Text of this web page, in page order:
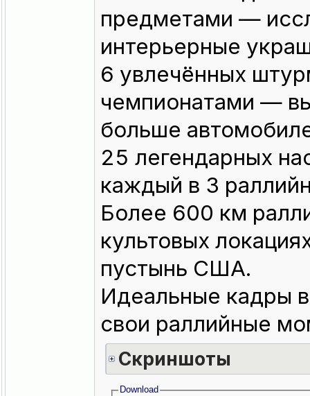
предметами —
интерьерные
6 увлечённых
чемпионатами —
больше
25 легендарных
каждый в 3
Более 600 км
культовых
пустынь США.
Идеальные кадры
свои раллийные
Скриншоты
Download